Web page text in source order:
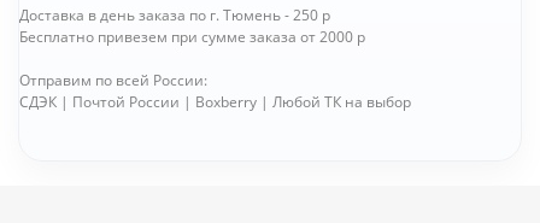
Доставка в день заказа по г. Тюмень - 250 р
Бесплатно привезем при сумме заказа от 2000 р
Отправим по всей России:
СДЭК | Почтой России | Boxberry | Любой ТК на выбор